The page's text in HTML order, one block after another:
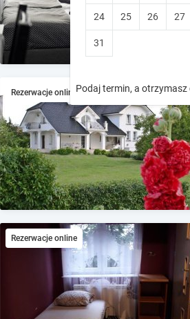
r
e
y
t
o
i
n
t
e
r
a
c
t
w
i
t
h
24 25 26 27
31
Podaj termin, a otrzymasz
Rezerwacje online
Rezerwacje online